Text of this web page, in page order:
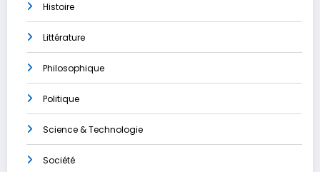
Histoire
Littérature
Philosophique
Politique
Science & Technologie
Société